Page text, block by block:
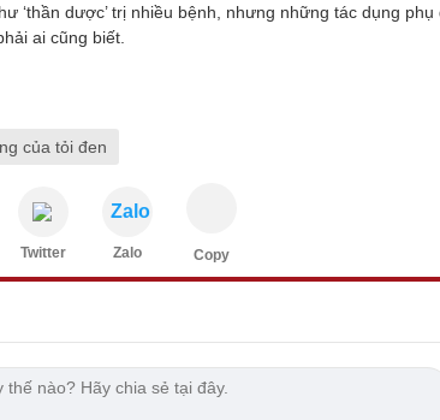
‘thần dược’ trị nhiều bệnh, nhưng những tác dụng phụ
ai cũng biết.
của tỏi đen
Twitter
Zalo
Zalo Copy